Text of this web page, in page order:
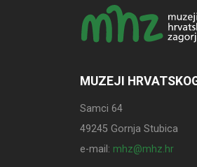
MUZEJI
Samci 64
49245 Gornja Stubica
e-mail: mhz@mhz.hr